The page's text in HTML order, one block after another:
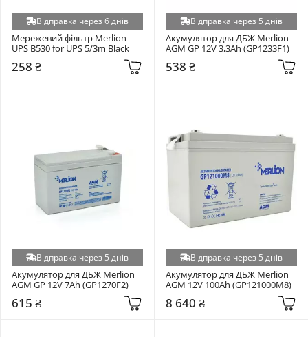
Відправка через 6 днів
Мережевий фільтр Merlion
UPS B530 for UPS 5/3m Black
258 ₴
Відправка через 5 днів
Акумулятор для ДБЖ Merlion
AGM GP 12V 3,3Ah (GP1233F1)
538 ₴
Відправка через 5 днів
Акумулятор для ДБЖ Merlion
AGM GP 12V 7Ah (GP1270F2)
615 ₴
Відправка через 5 днів
Акумулятор для ДБЖ Merlion
AGM 12V 100Ah (GP121000M8)
8 640 ₴